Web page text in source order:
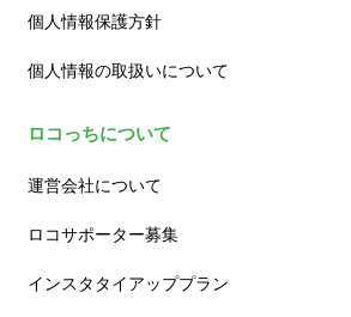
個人情報保護方針
個人情報の取扱いについて
ロコっちについて
運営会社について
ロコサポーター募集
インスタタイアッププラン